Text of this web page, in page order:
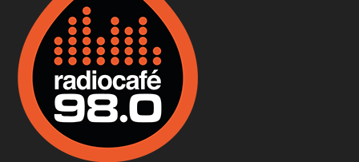
Apr 9, 2026 • 00:37:17
Fermentáljunk, a testünk meghálálja!
Apr 3, 2026 • 00:36:07